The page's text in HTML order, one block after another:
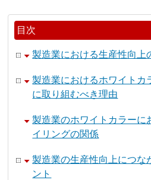
目次
製造業における生産性向上
製造業におけるホワイトカ
に取り組むべき理由
製造業のホワイトカラーに
イリングの関係
製造業の生産性向上につな
ント